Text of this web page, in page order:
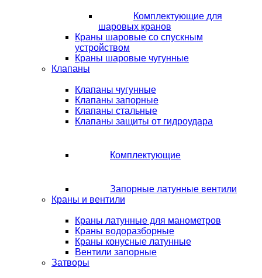
Комплектующие для
шаровых кранов
Краны шаровые со спускным
устройством
Краны шаровые чугунные
Клапаны
Клапаны чугунные
Клапаны запорные
Клапаны стальные
Клапаны защиты от гидроудара
Комплектующие
Запорные латунные вентили
Краны и вентили
Краны латунные для манометров
Краны водоразборные
Краны конусные латунные
Вентили запорные
Затворы